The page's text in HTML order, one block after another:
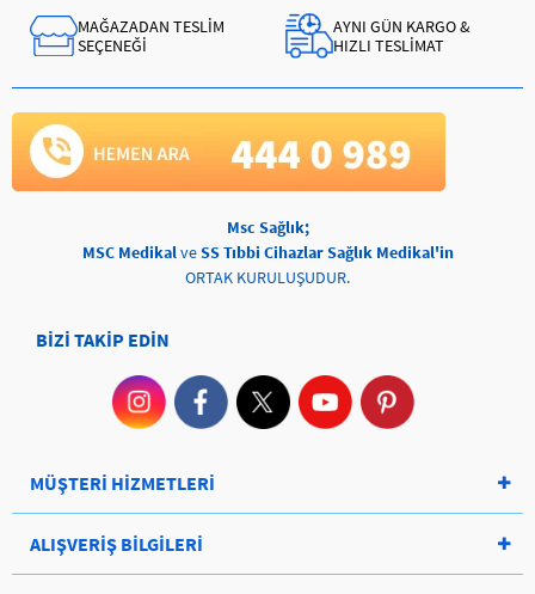
MAĞAZADAN TESLİM
SEÇENEĞİ
AYNI GÜN KARGO &
HIZLI TESLİMAT
Msc Sağlık;
MSC MedikalveSS Tıbbi Cihazlar Sağlık Medikal'in
ORTAK KURULUŞUDUR.
BİZİ TAKİP EDİN
MÜŞTERİ HİZMETLERİ
ALIŞVERİŞ BİLGİLERİ